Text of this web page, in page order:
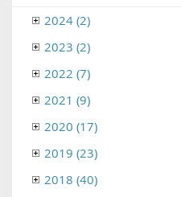
2024 (2)
2023 (2)
2022 (7)
2021 (9)
2020 (17)
2019 (23)
2018 (40)